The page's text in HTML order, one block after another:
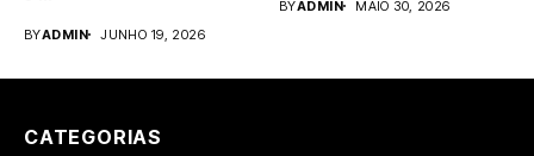
BYADMIN JUNHO 19, 2026
BYADMIN MAIO 30, 2026
CATEGORIAS